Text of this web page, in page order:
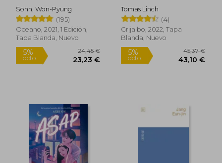
Sohn, Won-Pyung
(195)
Oceano, 2021, 1 Edición,
Tapa Blanda, Nuevo
5%
dcto.
Tomas Linch
(4)
Grijalbo, 2022, Tapa
Blanda, Nuevo
5%